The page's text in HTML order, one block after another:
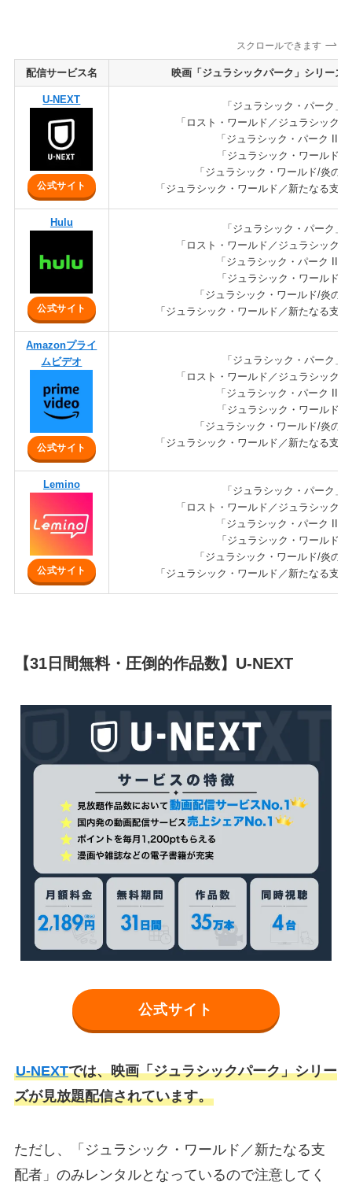
スクロールできます
配信サービス名 映画「ジュラシックパーク」シリーズ
U-NEXT
公式サイト
「ジュラシック・パーク」
「ロスト・ワールド／ジュラシック
「ジュラシック・パーク III」
「ジュラシック・ワールド」
「ジュラシック・ワールド/炎の
「ジュラシック・ワールド／新たなる支
Hulu
公式サイト
「ジュラシック・パーク」
「ロスト・ワールド／ジュラシック
「ジュラシック・パーク III」
「ジュラシック・ワールド」
「ジュラシック・ワールド/炎の
「ジュラシック・ワールド／新たなる支
Amazonプライ
ムビデオ
公式サイト
「ジュラシック・パーク」
「ロスト・ワールド／ジュラシック
「ジュラシック・パーク III」
「ジュラシック・ワールド」
「ジュラシック・ワールド/炎の
「ジュラシック・ワールド／新たなる支
Lemino
公式サイト
「ジュラシック・パーク」
「ロスト・ワールド／ジュラシック
「ジュラシック・パーク III」
「ジュラシック・ワールド」
「ジュラシック・ワールド/炎の
「ジュラシック・ワールド／新たなる支
【31日間無料・圧倒的作品数】U-NEXT
公式サイト
U-NEXTでは、映画「ジュラシックパーク」シリー
ズが見放題配信されています。
ただし、「ジュラシック・ワールド／新たなる支
配者」のみレンタルとなっているので注意してく